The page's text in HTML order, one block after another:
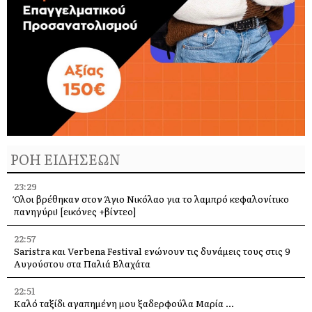
ΡΟΗ ΕΙΔΗΣΕΩΝ
23:29
Όλοι βρέθηκαν στον Άγιο Νικόλαο για το λαμπρό κεφαλονίτικο
πανηγύρι! [εικόνες +βίντεο]
22:57
Saristra και Verbena Festival ενώνουν τις δυνάμεις τους στις 9
Αυγούστου στα Παλιά Βλαχάτα
22:51
Καλό ταξίδι αγαπημένη μου ξαδερφούλα Μαρία …